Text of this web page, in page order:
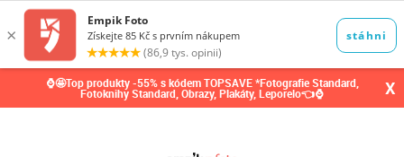
⌚🤩Top produkty -55% s kódem TOPSAVE *Fotografie Standard,
Fotoknihy Standard, Obrazy, Plakáty, Leporelo👈⌚ X